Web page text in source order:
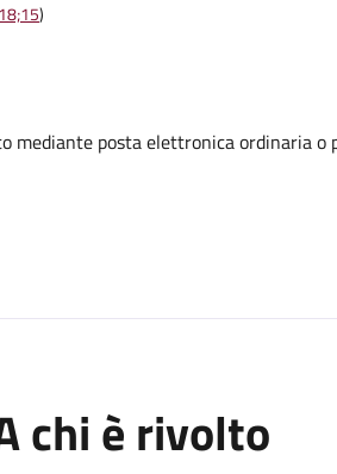
)
mediante posta elettronica ordinaria o
chi è rivolto